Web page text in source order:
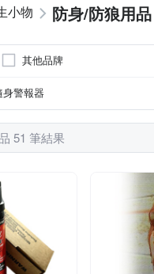
小物 防身/防狼用品
其他品牌
身警報器
51 筆結果